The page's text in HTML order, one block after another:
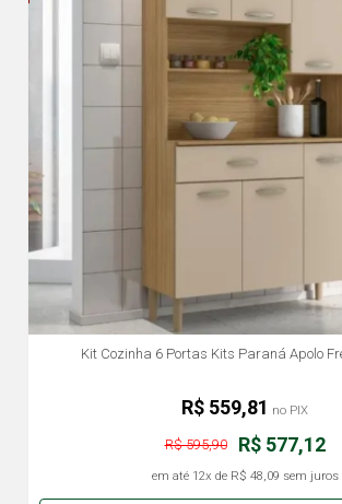
Kit Cozinha 6 Portas Kits Paraná Apolo
R$ 577,12
R$ 595,90
em até 12x de R$ 48,09 sem juros
R$ 559,81 no PIX